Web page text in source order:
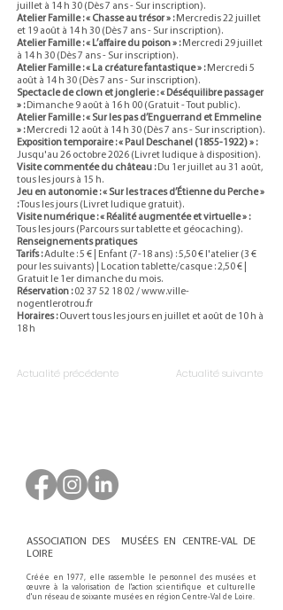
juillet à 14 h 30 (Dès 7 ans - Sur inscription).
Atelier Famille : « Chasse au trésor » : Mercredis 22 juillet
et 19 août à 14 h 30 (Dès 7 ans - Sur inscription).
Atelier Famille : « L’affaire du poison » : Mercredi 29 juillet
à 14 h 30 (Dès 7 ans - Sur inscription).
Atelier Famille : « La créature fantastique » : Mercredi 5
août à 14 h 30 (Dès 7 ans - Sur inscription).
Spectacle de clown et jonglerie : « Déséquilibre passager
» : Dimanche 9 août à 16 h 00 (Gratuit - Tout public).
Atelier Famille : « Sur les pas d’Enguerrand et Emmeline
» :Mercredi 12 août à 14 h 30 (Dès 7 ans - Sur inscription).
Exposition temporaire : « Paul Deschanel (1855-1922)» :
Jusqu'au 26 octobre 2026 (Livret ludique à disposition).
Visite commentée du château : Du 1er juillet au 31 août,
tous les jours à 15 h.
Jeu en autonomie : « Sur les traces d’Étienne du Perche »
:Tous les jours (Livret ludique gratuit).
Visite numérique : « Réalité augmentée et virtuelle » :
Tous les jours (Parcours sur tablette et géocaching).
Renseignements pratiques
Tarifs :Adulte : 5 € | Enfant (7-18 ans) : 5,50 € l'atelier (3 €
pour les suivants) | Location tablette/casque : 2,50 € |
Gratuit le 1er dimanche du mois.
Réservation :02 37 52 18 02 /www.ville-
nogentlerotrou.fr
Horaires :Ouvert tous les jours en juillet et août de 10 h à
18 h
Actualité précédente Actualité suivante
ASSOCIATION DES MUSÉES EN CENTRE-VAL DE
LOIRE
Créée en 1977, elle rassemble le personnel des musées et
œuvre à la valorisation de l'action scientifique et culturelle
d'un réseau de soixante musées en région Centre-Val de Loire.